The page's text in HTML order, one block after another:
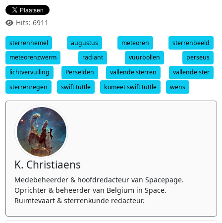
Hits: 6911
sterrenhemel augustus meteoren
sterrenbeeld
meteorenzwerm
radiant vuurbollen
perseus
lichtvervuiling
Perseïden vallende sterren
vallende ster
sterrenregen
swift tuttle komeet swift tuttle wens
K. Christiaens
Medebeheerder & hoofdredacteur van Spacepage.
Oprichter & beheerder van Belgium in Space.
Ruimtevaart & sterrenkunde redacteur.